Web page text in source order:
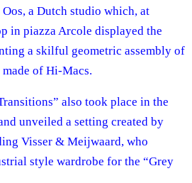
a Dutch studio which, at
in piazza Arcole displayed the
a skilful geometric assembly of
of Hi-Macs.
also took place in the
unveiled a setting created by
Visser & Meijwaard, who
style wardrobe for the “Grey